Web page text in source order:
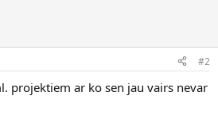
#2
projektiem ar ko sen jau vairs nevar